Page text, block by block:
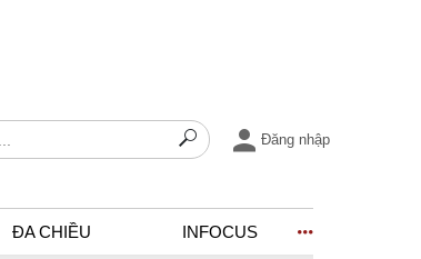
Đăng nhập
ĐA CHIỀU INFOCUS